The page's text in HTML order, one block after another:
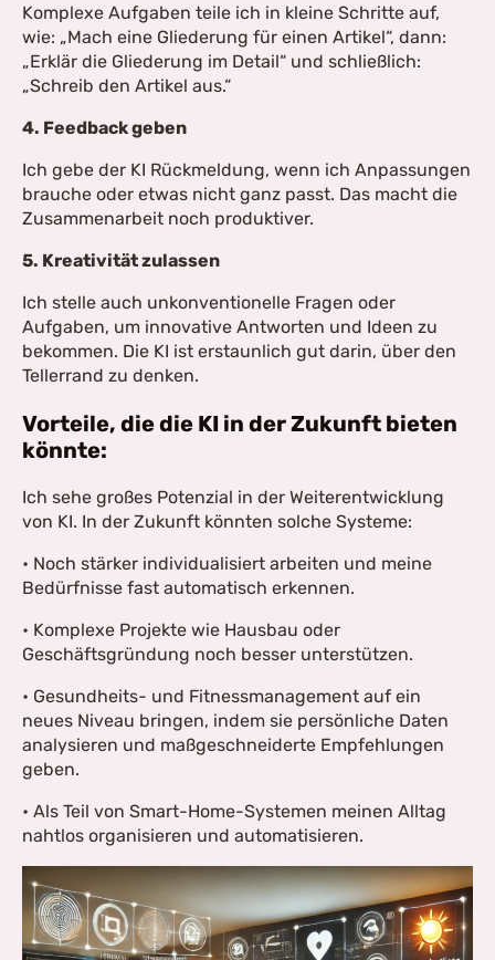
Komplexe Aufgaben teile ich in kleine Schritte auf,
wie: „Mach eine Gliederung für einen Artikel“, dann:
„Erklär die Gliederung im Detail“ und schließlich:
„Schreib den Artikel aus.“
4. Feedback geben
Ich gebe der KI Rückmeldung, wenn ich Anpassungen
brauche oder etwas nicht ganz passt. Das macht die
Zusammenarbeit noch produktiver.
5. Kreativität zulassen
Ich stelle auch unkonventionelle Fragen oder
Aufgaben, um innovative Antworten und Ideen zu
bekommen. Die KI ist erstaunlich gut darin, über den
Tellerrand zu denken.
Vorteile, die die KI in der Zukunft bieten
könnte:
Ich sehe großes Potenzial in der Weiterentwicklung
von KI. In der Zukunft könnten solche Systeme:
• Noch stärker individualisiert arbeiten und meine
Bedürfnisse fast automatisch erkennen.
• Komplexe Projekte wie Hausbau oder
Geschäftsgründung noch besser unterstützen.
• Gesundheits- und Fitnessmanagement auf ein
neues Niveau bringen, indem sie persönliche Daten
analysieren und maßgeschneiderte Empfehlungen
geben.
• Als Teil von Smart-Home-Systemen meinen Alltag
nahtlos organisieren und automatisieren.